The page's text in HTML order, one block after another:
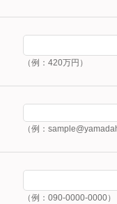
（例：420万円）
（例：
（例：090-0000-0000）